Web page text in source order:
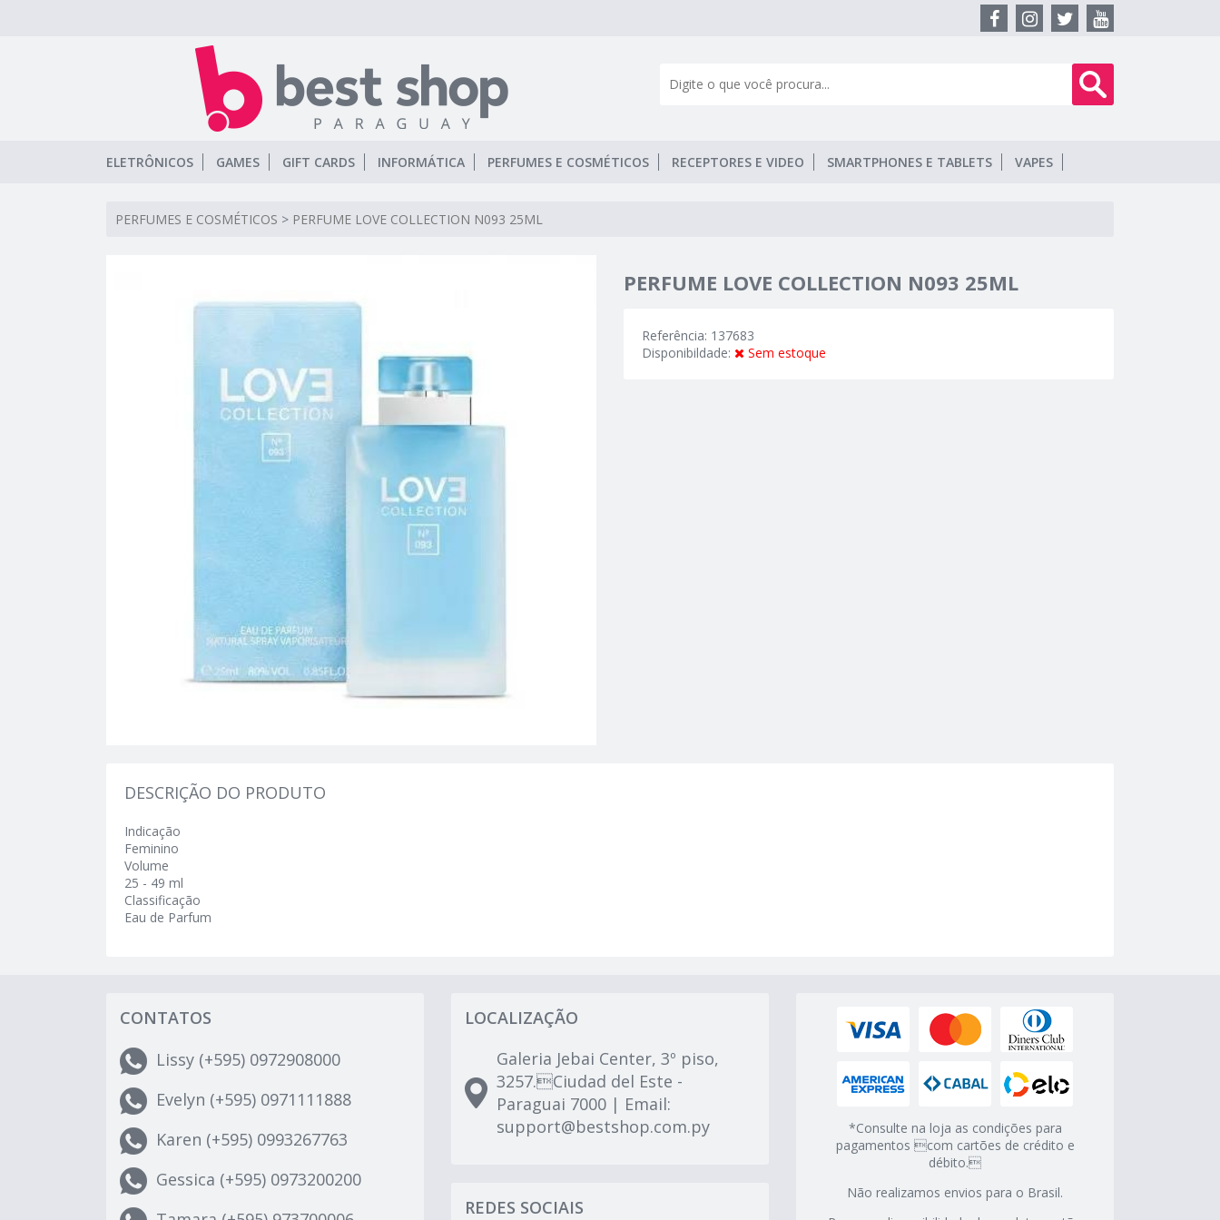
ELETRÔNICOS GAMES GIFT CARDS INFORMÁTICA PERFUMES E COSMÉTICOS RECEPTORES E VIDEO SMARTPHONES E TABLETS VAPES
PERFUMES E COSMÉTICOS > PERFUME LOVE COLLECTION N093 25ML
PERFUME LOVE COLLECTION N093 25ML
Referência: 137683
Disponibildade:
Sem estoque
DESCRIÇÃO DO PRODUTO
Indicação
Feminino
Volume
25 - 49 ml
Classificação
Eau de Parfum
CONTATOS
Lissy (+595) 0972908000
Evelyn (+595) 0971111888
Karen (+595) 0993267763
Gessica (+595) 0973200200
LOCALIZAÇÃO
Galeria Jebai Center, 3º piso,
3257.Ciudad del Este -
Paraguai 7000 | Email:
support@bestshop.com.py
REDES SOCIAIS
*Consulte na loja as condições para
pagamentos com cartões de crédito e
débito.
Não realizamos envios para o Brasil.